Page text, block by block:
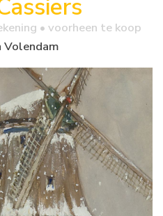
• voorheen te koop
Volendam